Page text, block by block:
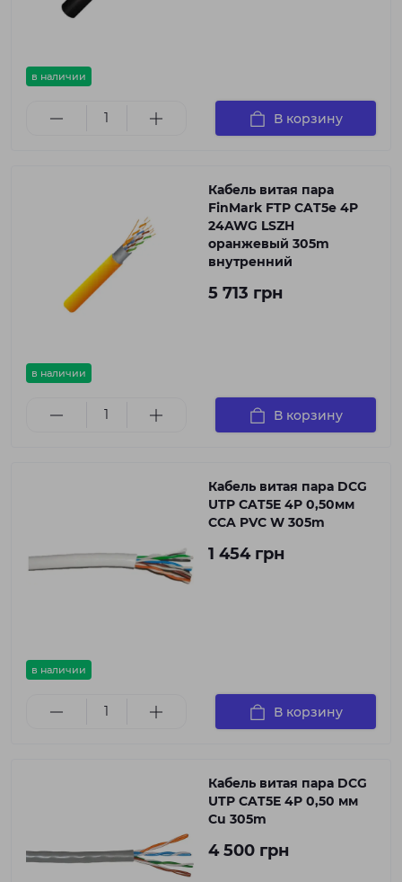
в наличии
В корзину
в наличии
Кабель витая пара
FinMark FTP CAT5e 4P
24AWG LSZH
оранжевый 305m
внутренний
5 713 грн
В корзину
в наличии
Кабель витая пара DCG
UTP CAT5E 4P 0,50мм
CCA PVC W 305m
1 454 грн
В корзину
Кабель витая пара DCG
UTP CAT5E 4P 0,50 мм
Cu 305m
4 500 грн